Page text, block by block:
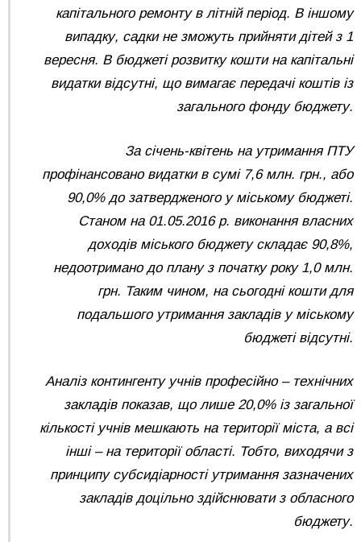
капітального ремонту в літній період. В іншому
випадку, садки не зможуть прийняти дітей з 1
вересня. В бюджеті розвитку кошти на капітальні
видатки відсутні, що вимагає передачі коштів із
загального фонду бюджету.
За січень-квітень на утримання ПТУ
профінансовано видатки в сумі 7,6 млн. грн., або
90,0% до затвердженого у міському бюджеті.
Станом на 01.05.2016 р. виконання власних
доходів міського бюджету складає 90,8%,
недоотримано до плану з початку року 1,0 млн.
грн. Таким чином, на сьогодні кошти для
подальшого утримання закладів у міському
бюджеті відсутні.
Аналіз контингенту учнів професійно – технічних
закладів показав, що лише 20,0% із загальної
кількості учнів мешкають на території міста, а всі
інші – на території області. Тобто, виходячи з
принципу субсидіарності утримання зазначених
закладів доцільно здійснювати з обласного
бюджету.